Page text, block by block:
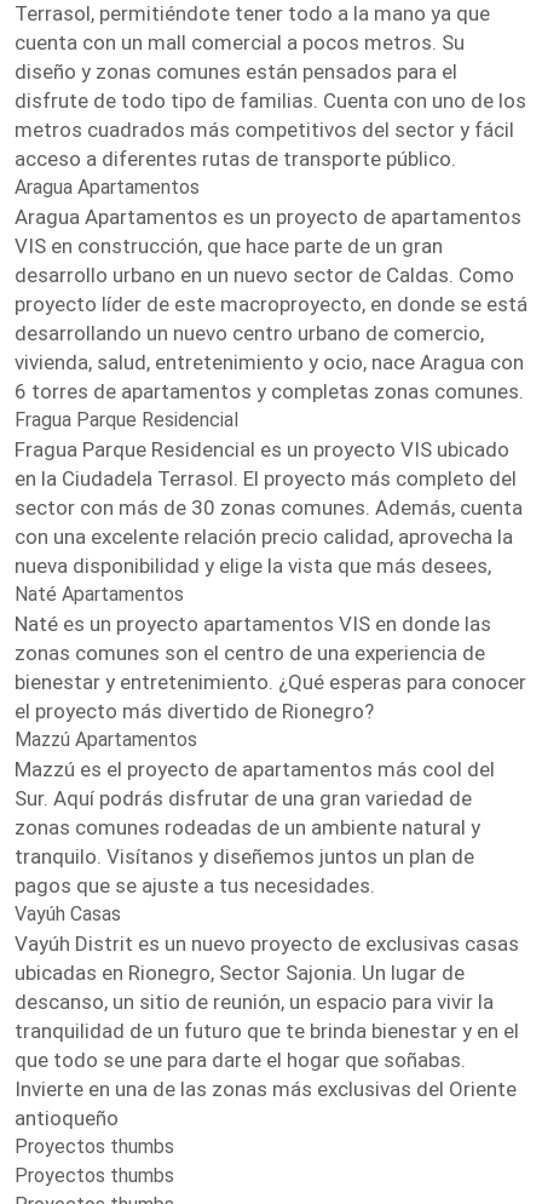
Terrasol, permitiéndote tener todo a la mano ya que
cuenta con un mall comercial a pocos metros. Su
diseño y zonas comunes están pensados para el
disfrute de todo tipo de familias. Cuenta con uno de los
metros cuadrados más competitivos del sector y fácil
acceso a diferentes rutas de transporte público.
Aragua Apartamentos
Aragua Apartamentos es un proyecto de apartamentos
VIS en construcción, que hace parte de un gran
desarrollo urbano en un nuevo sector de Caldas. Como
proyecto líder de este macroproyecto, en donde se está
desarrollando un nuevo centro urbano de comercio,
vivienda, salud, entretenimiento y ocio, nace Aragua con
6 torres de apartamentos y completas zonas comunes.
Fragua Parque Residencial
Fragua Parque Residencial es un proyecto VIS ubicado
en la Ciudadela Terrasol. El proyecto más completo del
sector con más de 30 zonas comunes. Además, cuenta
con una excelente relación precio calidad, aprovecha la
nueva disponibilidad y elige la vista que más desees,
Naté Apartamentos
Naté es un proyecto apartamentos VIS en donde las
zonas comunes son el centro de una experiencia de
bienestar y entretenimiento. ¿Qué esperas para conocer
el proyecto más divertido de Rionegro?
Mazzú Apartamentos
Mazzú es el proyecto de apartamentos más cool del
Sur. Aquí podrás disfrutar de una gran variedad de
zonas comunes rodeadas de un ambiente natural y
tranquilo. Visítanos y diseñemos juntos un plan de
pagos que se ajuste a tus necesidades.
Vayúh Casas
Vayúh Distrit es un nuevo proyecto de exclusivas casas
ubicadas en Rionegro, Sector Sajonia. Un lugar de
descanso, un sitio de reunión, un espacio para vivir la
tranquilidad de un futuro que te brinda bienestar y en el
que todo se une para darte el hogar que soñabas.
Invierte en una de las zonas más exclusivas del Oriente
antioqueño
Proyectos thumbs
Proyectos thumbs